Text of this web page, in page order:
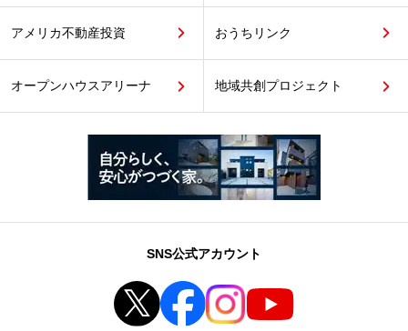
アメリカ不動産投資 おうちリンク
オープンハウスアリーナ 地域共創プロジェクト
SNS公式アカウント